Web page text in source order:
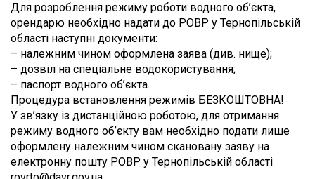
Для розроблення режиму роботи водного об’єкта,
орендарю необхідно надати до РОВР у Тернопільській
області наступні документи:
– належним чином оформлена заява (див. нище);
– дозвіл на спеціальне водокористування;
– паспорт водного об’єкта.
Процедура встановлення режимів БЕЗКОШТОВНА!
У зв’язку із дистанційною роботою, для отримання
режиму водного об’єкту вам необхідно подати лише
оформлену належним чином скановану заяву на
електронну пошту РОВР у Тернопільській області